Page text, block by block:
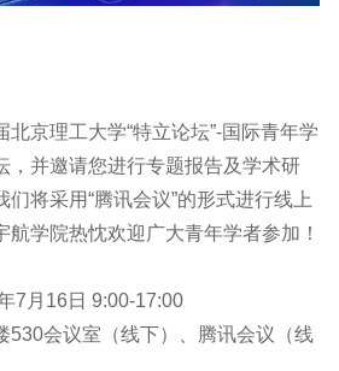
京理工大学“特立论坛”-国际青年学
，并邀请您进行专题报告及学术研
将采用“腾讯会议”的形式进行线上
学院热忱欢迎广大青年学者参加！
7月16日 9:00-17:00
530会议室（线下）、腾讯会议（线